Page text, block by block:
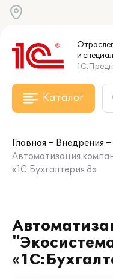
и
Каталог
Главная
Внедрения
Автоматизация
«1С:Бухгалтерия 8»